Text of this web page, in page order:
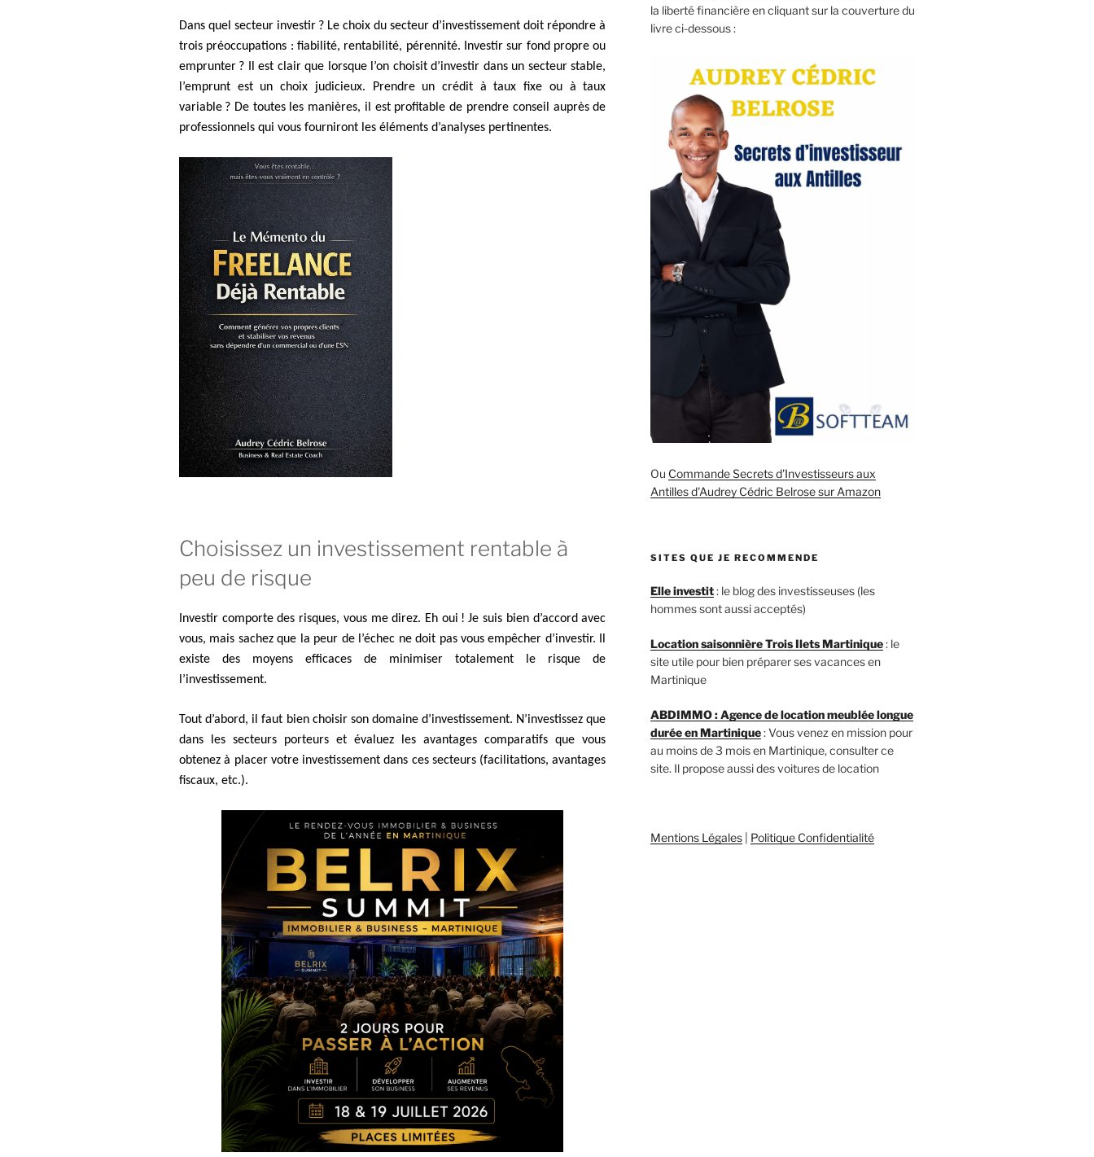
Dans quel secteur investir ? Le choix du secteur d’investissement doit répondre à
trois préoccupations : fiabilité, rentabilité, pérennité. Investir sur fond propre ou
emprunter ? Il est clair que lorsque l’on choisit d’investir dans un secteur stable,
l’emprunt est un choix judicieux. Prendre un crédit à taux fixe ou à taux
variable ? De toutes les manières, il est profitable de prendre conseil auprès de
professionnels qui vous fourniront les éléments d’analyses pertinentes.
Choisissez un investissement rentable à
peu de risque
Investir comporte des risques, vous me direz. Eh oui ! Je suis bien d’accord avec
vous, mais sachez que la peur de l’échec ne doit pas vous empêcher d’investir. Il
existe des moyens efficaces de minimiser totalement le risque de
l’investissement.
Tout d’abord, il faut bien choisir son domaine d’investissement. N’investissez que
dans les secteurs porteurs et évaluez les avantages comparatifs que vous
obtenez à placer votre investissement dans ces secteurs (facilitations, avantages
fiscaux, etc.).
la liberté financière en cliquant sur la couverture du
livre ci-dessous :
Ou Commande Secrets d'Investisseurs aux
Antilles d'Audrey Cédric Belrose sur Amazon
SITES QUE JE RECOMMENDE
Elle investit : le blog des investisseuses (les
hommes sont aussi acceptés)
Location saisonnière Trois Ilets Martinique: le
site utile pour bien préparer ses vacances en
Martinique
ABDIMMO : Agence de location meublée longue
durée en Martinique: Vous venez en mission pour
au moins de 3 mois en Martinique, consulter ce
site. Il propose aussi des voitures de location
Mentions Légales| Politique Confidentialité